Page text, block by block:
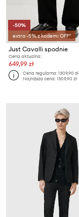
-50%
extra -5% z kodem: OFF*
Just Cavalli spodnie
Cena aktualna:
649,99 zł
Cena regularna:1309,90 zł
Najniższa cena:1309,90 zł